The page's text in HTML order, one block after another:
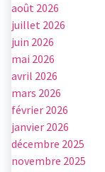
août 2026
juillet 2026
juin 2026
mai 2026
avril 2026
mars 2026
février 2026
janvier 2026
décembre 2025
novembre 2025